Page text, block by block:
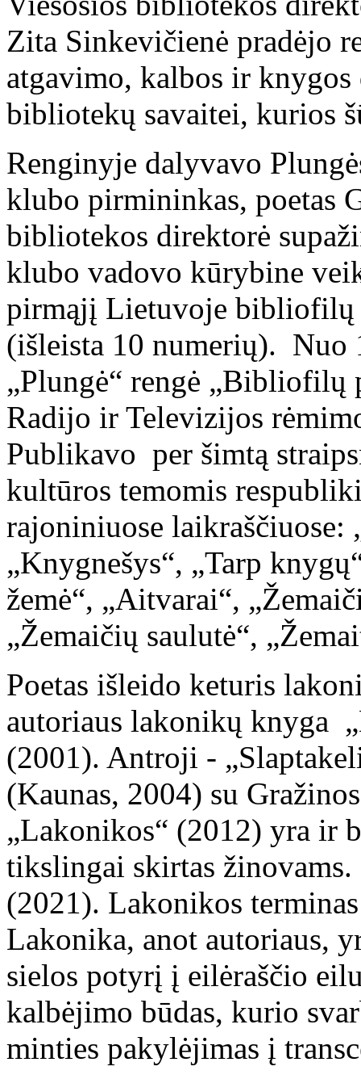
Zita Sinkevičienė pradėjo
atgavimo, kalbos ir
bibliotekų savaitei, kurios
Renginyje dalyvavo
klubo pirmininkas, poetas
bibliotekos direktorė
klubo vadovo kūrybine
pirmąjį Lietuvoje bibliofilų
(išleista 10 numerių). Nuo
„Plungė“ rengė „Bibliofilų
Radijo ir Televizijos
Publikavo per šimtą
kultūros temomis
rajoniniuose laikraščiuose:
„Knygnešys“, „Tarp
žemė“, „Aitvarai“,
„Žemaičių saulutė“,
Poetas išleido keturis
autoriaus lakonikų knyga
(2001). Antroji -
(Kaunas, 2004) su
„Lakonikos“ (2012) yra ir
tikslingai skirtas
(2021). Lakonikos
Lakonika, anot autoriaus,
sielos potyrį į eilėraščio
kalbėjimo būdas, kurio
minties pakylėjimas į